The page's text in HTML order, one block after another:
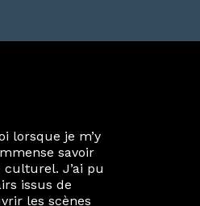
dans les
du Diplôme
que
En
des projets